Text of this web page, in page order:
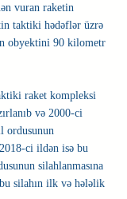
vuran raketin
taktiki hədəflər üzrə
obyektini 90 kilometr
raket kompleksi
və 2000-ci
ordusunun
ci ildən isə bu
silahlanmasına
silahın ilk və hələlik